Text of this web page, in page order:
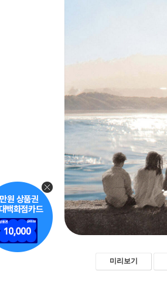
미리보기